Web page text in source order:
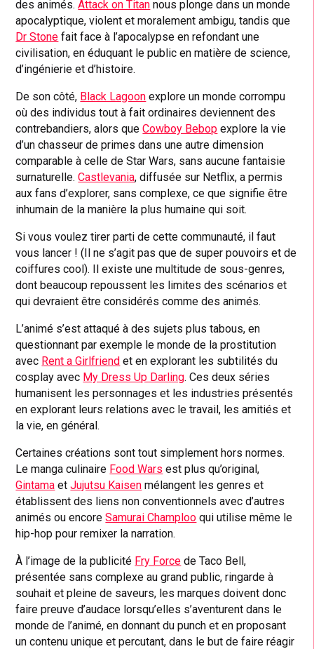
des animés.Attack on Titan nous plonge dans un monde
apocalyptique, violent et moralement ambigu, tandis que
Dr Stone fait face à l’apocalypse en refondant une
civilisation, en éduquant le public en matière de science,
d’ingénierie et d’histoire.
De son côté, Black Lagoon explore un monde corrompu
où des individus tout à fait ordinaires deviennent des
contrebandiers, alors queCowboy Bebop explore la vie
d’un chasseur de primes dans une autre dimension
comparable à celle de Star Wars, sans aucune fantaisie
surnaturelle.Castlevania, diffusée sur Netflix, a permis
aux fans d’explorer, sans complexe, ce que signifie être
inhumain de la manière la plus humaine qui soit.
Si vous voulez tirer parti de cette communauté, il faut
vous lancer ! (Il ne s’agit pas que de super pouvoirs et de
coiffures cool). Il existe une multitude de sous-genres,
dont beaucoup repoussent les limites des scénarios et
qui devraient être considérés comme des animés.
L’animé s’est attaqué à des sujets plus tabous, en
questionnant par exemple le monde de la prostitution
avec Rent a Girlfriend et en explorant les subtilités du
cosplay avec My Dress Up Darling. Ces deux séries
humanisent les personnages et les industries présentés
en explorant leurs relations avec le travail, les amitiés et
la vie, en général.
Certaines créations sont tout simplement hors normes.
Le manga culinaire Food Wars est plus qu’original,
Gintama etJujutsu Kaisen mélangent les genres et
établissent des liens non conventionnels avec d’autres
animés ou encoreSamurai Champloo qui utilise même le
hip-hop pour remixer la narration.
À l’image de la publicité Fry Force de Taco Bell,
présentée sans complexe au grand public, ringarde à
souhait et pleine de saveurs, les marques doivent donc
faire preuve d’audace lorsqu’elles s’aventurent dans le
monde de l’animé, en donnant du punch et en proposant
un contenu unique et percutant, dans le but de faire réagir